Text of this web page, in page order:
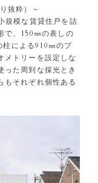
抜粋）～
規模な賃貸住戸を詰
で、150㎜の表しの
柱による910㎜のプ
メトリーを設定しな
った周到な採光とき
もそれぞれ個性ある